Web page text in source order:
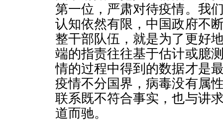
第一位，严肃对待疫情。我
认知依然有限，中国政府不
整干部队伍，就是为了更好
端的指责往往基于估计或臆
情的过程中得到的数据才是
疫情不分国界，病毒没有属
联系既不符合事实，也与讲
道而驰。